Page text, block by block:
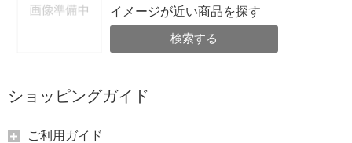
イメージが近い商品を探す
検索する
ショッピングガイド
ご利用ガイド